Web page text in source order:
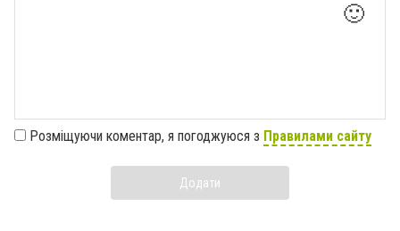
🙂
Розміщуючи коментар, я погоджуюся з Правилами сайту
Додати